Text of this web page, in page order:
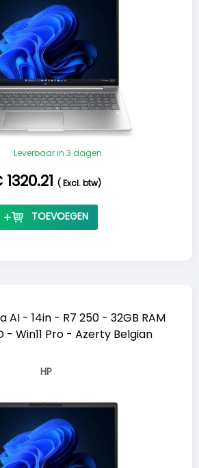
Leverbaar in 3 dagen.
( Excl. btw)
TOEVOEGEN
AI - 14in - R7 250 - 32GB RAM
- Win11 Pro - Azerty Belgian
HP